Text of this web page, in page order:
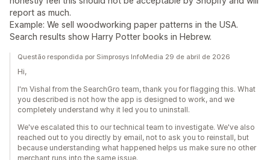
report as much.
Example: We sell woodworking paper patterns in the USA.
Search results show Harry Potter books in Hebrew.
Questão respondida por Simprosys InfoMedia 29 de abril de 2026
Hi,
I'm Vishal from the SearchGro team, thank you for flagging this. What
you described is not how the app is designed to work, and we
completely understand why it led you to uninstall.
We've escalated this to our technical team to investigate. We've also
reached out to you directly by email, not to ask you to reinstall, but
because understanding what happened helps us make sure no other
merchant runs into the same issue.